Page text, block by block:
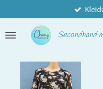
Hauptinhalt
springen
Secondhand